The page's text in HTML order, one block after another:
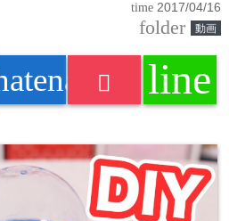
time 2017/04/16
folder 動画
line